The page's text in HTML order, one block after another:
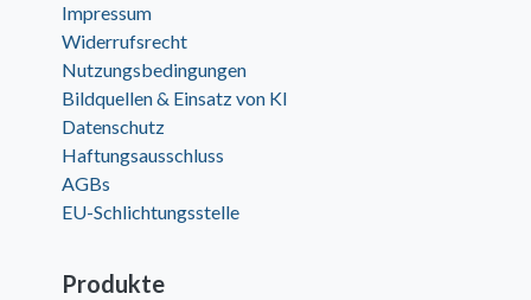
Impressum
Widerrufsrecht
Nutzungsbedingungen
Bildquellen & Einsatz von KI
Datenschutz
Haftungsausschluss
AGBs
EU-Schlichtungsstelle
Produkte